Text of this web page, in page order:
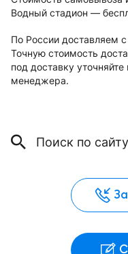
Водный стадион —
По России доставляем
Точную стоимость
под доставку
менеджера.